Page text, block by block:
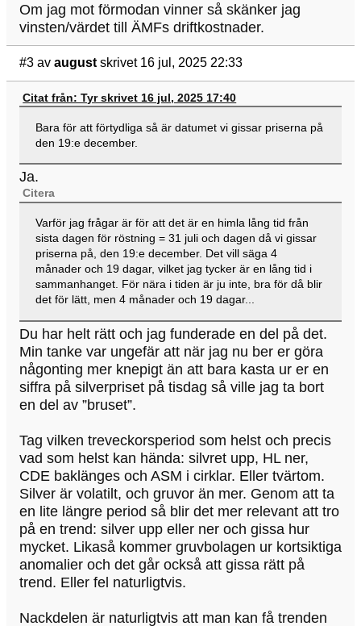
Om jag mot förmodan vinner så skänker jag
vinsten/värdet till ÄMFs driftkostnader.
#3 av august skrivet 16 jul, 2025 22:33
Citat från: Tyr skrivet 16 jul, 2025 17:40
Bara för att förtydliga så är datumet vi gissar priserna på
den 19:e december.
Ja.
Citera
Varför jag frågar är för att det är en himla lång tid från
sista dagen för röstning = 31 juli och dagen då vi gissar
priserna på, den 19:e december. Det vill säga 4
månader och 19 dagar, vilket jag tycker är en lång tid i
sammanhanget. För nära i tiden är ju inte, bra för då blir
det för lätt, men 4 månader och 19 dagar...
Du har helt rätt och jag funderade en del på det.
Min tanke var ungefär att när jag nu ber er göra
någonting mer knepigt än att bara kasta ur er en
siffra på silverpriset på tisdag så ville jag ta bort
en del av ”bruset”.
Tag vilken treveckorsperiod som helst och precis
vad som helst kan hända: silvret upp, HL ner,
CDE baklänges och ASM i cirklar. Eller tvärtom.
Silver är volatilt, och gruvor än mer. Genom att ta
en lite längre period så blir det mer relevant att tro
på en trend: silver upp eller ner och gissa hur
mycket. Likaså kommer gruvbolagen ur kortsiktiga
anomalier och det går också att gissa rätt på
trend. Eller fel naturligtvis.
Nackdelen är naturligtvis att man kan få trenden